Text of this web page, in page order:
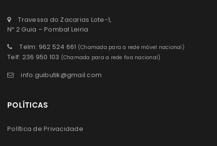
Travessa do Zacarias Lote-1,
Nº 2 Guia – Pombal Leiria
Telm: 962 524 661 (Chamada para a rede móvel nacional)
Telf: 236 950 103 (Chamada para a rede fixa nacional)
info.guibutik@gmail.com
POLÍTICAS
Política de Privacidade